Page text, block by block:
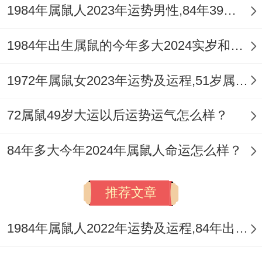
1984年属鼠人2023年运势男性,84年39岁属鼠男2023年每月运程怎么样
1984年出生属鼠的今年多大2024实岁和虚岁
1972年属鼠女2023年运势及运程,51岁属鼠人2023全年每月运势女性如何
72属鼠49岁大运以后运势运气怎么样？
84年多大今年2024年属鼠人命运怎么样？
推荐文章
1984年属鼠人2022年运势及运程,84年出生的38岁属鼠2022年每月运程详解